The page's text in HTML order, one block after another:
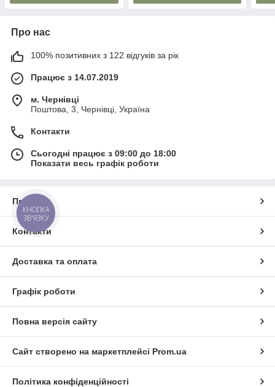
Про нас
100% позитивних з 122 відгуків за рік
Працює з 14.07.2019
м. Чернівці
Поштова, 3, Чернівці, Україна
Контакти
Сьогодні працює з 09:00 до 18:00
Показати весь графік роботи
Про нас
Контакти
Доставка та оплата
Графік роботи
Повна версія сайту
Сайт створено на маркетплейсі Prom.ua
Політика конфіденційності
КНОПКА
ЗВ'ЯЗКУ